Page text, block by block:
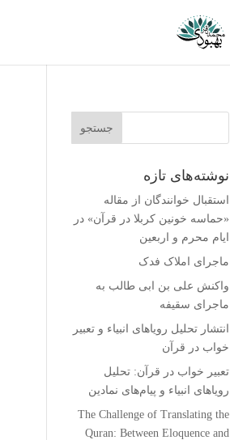
نوشته‌های تازه
استقبال خوانندگان از مقاله
«حماسه خونین کربلا در قرآن» در
ایام محرم و اربعین
ماجرای املاک فدک
واکنش على بن ابى طالب به
ماجرای سقیفه
انتشار تحلیل رویاهای انبیاء و تعبیر
خواب در قرآن
تعبیر خواب در قرآن: تحلیل
رویاهای انبیاء و پیام‌های نمادین
The Challenge of Translating the
Quran: Between Eloquence and